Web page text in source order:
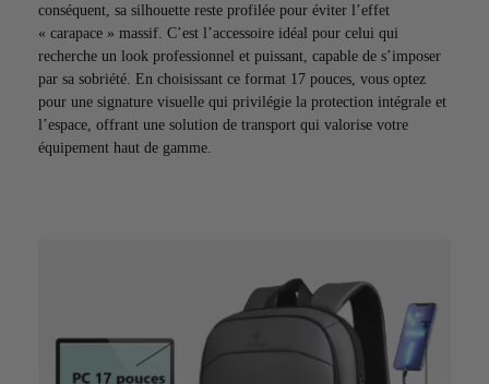
conséquent, sa silhouette reste profilée pour éviter l’effet
« carapace » massif. C’est l’accessoire idéal pour celui qui
recherche un look professionnel et puissant, capable de s’imposer
par sa sobriété. En choisissant ce format 17 pouces, vous optez
pour une signature visuelle qui privilégie la protection intégrale et
l’espace, offrant une solution de transport qui valorise votre
équipement haut de gamme.